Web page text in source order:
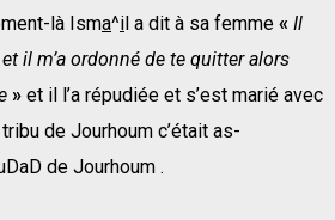
là Isma^il a dit à sa femme « Il
il m’a ordonné de te quitter alors
» et il l’a répudiée et s’est marié avec
de Jourhoum c’était as-
de Jourhoum .